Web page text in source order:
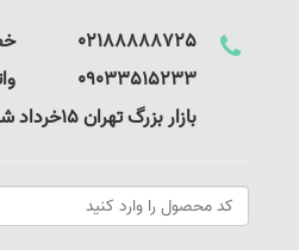
02188888725 خط ویـــــــــــــژه
09033515233 واتساپ و تلگرام
بازار بزرگ تهران 15خرداد شرقی پ157